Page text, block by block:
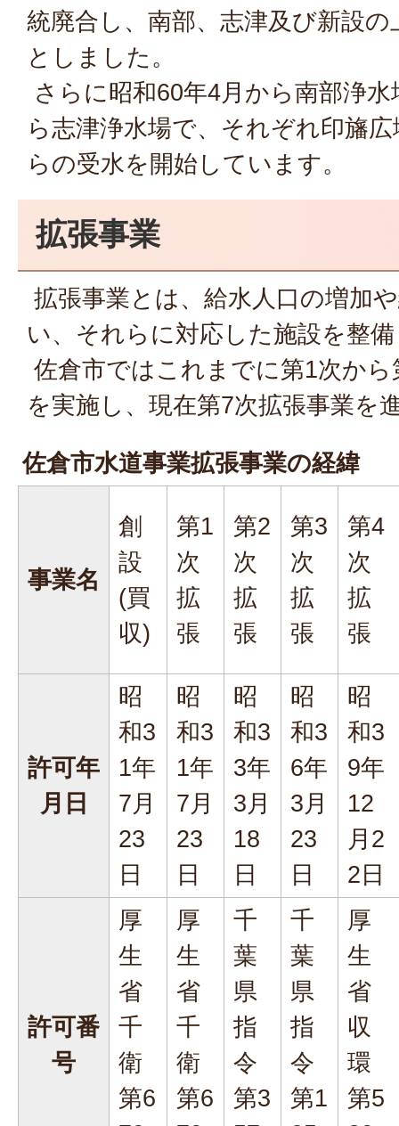
統廃合し、南部、志津及び新設
としました。
さらに昭和60年4月から南部浄
ら志津浄水場で、それぞれ印旛
らの受水を開始しています。
拡張事業
拡張事業とは、給水人口の増加
い、それらに対応した施設を整
佐倉市ではこれまでに第1次か
を実施し、現在第7次拡張事業を
佐倉市水道事業拡張事業の経緯
事業名
創
設
(買
収)
第1
次
拡
張
第2
次
拡
張
第3
次
拡
張
第4
次
拡
張
許可年
月日
昭
和3
1年
7月
23
日
昭
和3
1年
7月
23
日
昭
和3
3年
3月
18
日
昭
和3
6年
3月
23
日
昭
和3
9年
12
月2
2日
許可番
号
厚
生
省
千
衛
第6
厚
生
省
千
衛
第6
千
葉
県
指
令
第3
千
葉
県
指
令
第1
厚
生
省
収
環
第5